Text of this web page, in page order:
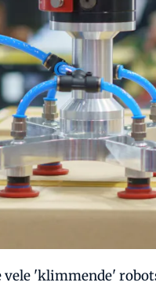
'klimmende'